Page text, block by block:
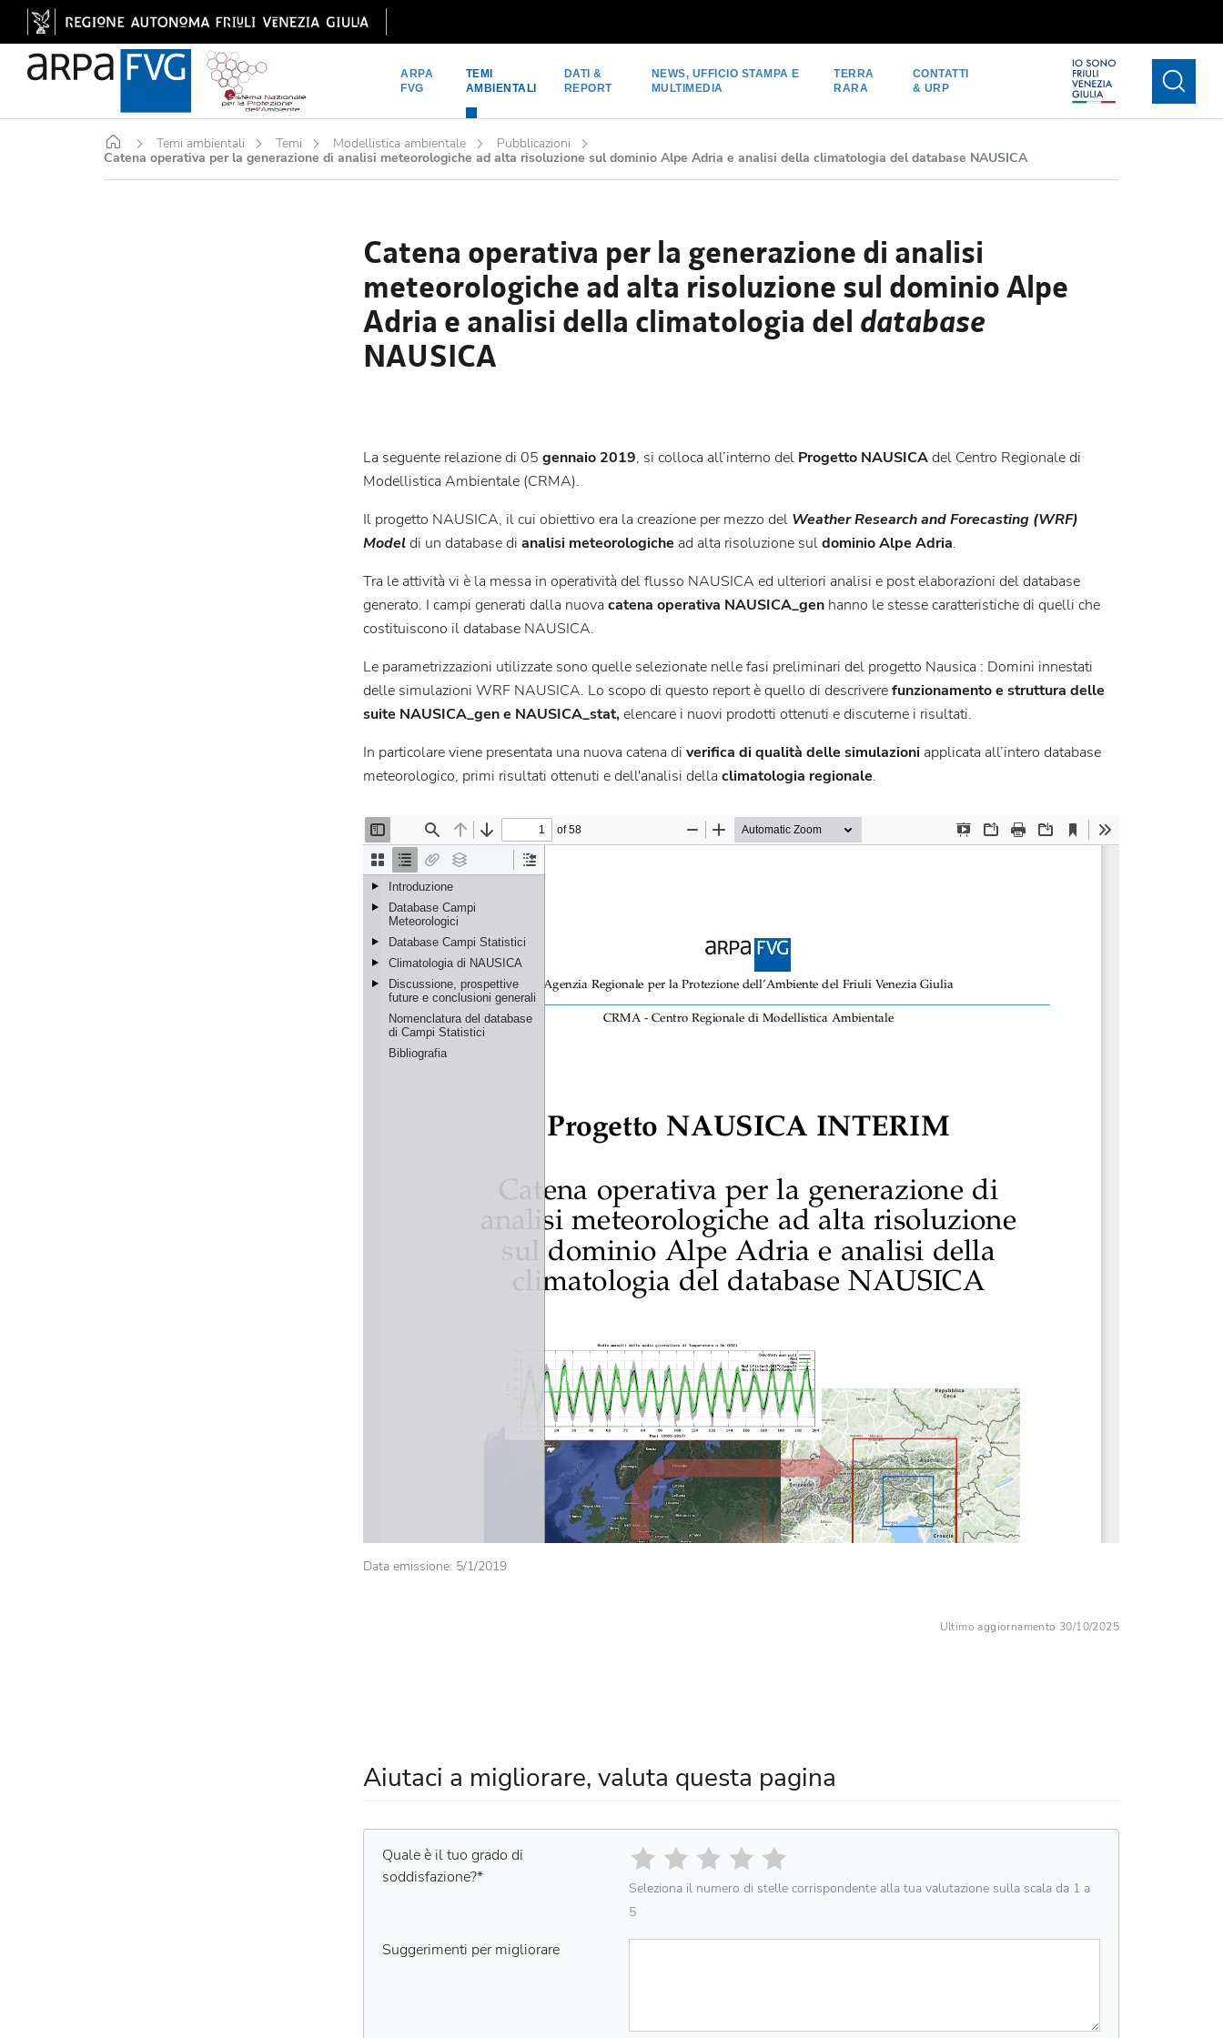
ARPA
FVG
TEMI
AMBIENTALI
DATI &
REPORT
NEWS, UFFICIO STAMPA E
MULTIMEDIA
TERRA
RARA
CONTATTI
& URP
Home Temi ambientali Temi Modellistica ambientale
Pubblicazioni
Catena operativa per la generazione di analisi meteorologiche ad alta risoluzione sul dominio Alpe Adria e analisi della climatologia del database NAUSICA
Catena operativa per la generazione di analisi
meteorologiche ad alta risoluzione sul dominio Alpe
Adria e analisi della climatologia del database
NAUSICA
La seguente relazione di 05 gennaio 2019, si colloca all’interno del Progetto NAUSICAdel Centro Regionale di
Modellistica Ambientale (CRMA).
Il progetto NAUSICA, il cui obiettivo era la creazione per mezzo del Weather Research and Forecasting (WRF)
Modeldi un database di analisi meteorologiche ad alta risoluzione suldominio Alpe Adria.
Tra le attività vi è la messa in operatività del flusso NAUSICA ed ulteriori analisi e post elaborazioni del database
generato. I campi generati dalla nuova catena operativa NAUSICA_gen hanno le stesse caratteristiche di quelli che
costituiscono il database NAUSICA.
Le parametrizzazioni utilizzate sono quelle selezionate nelle fasi preliminari del progetto Nausica : Domini innestati
delle simulazioni WRF NAUSICA. Lo scopo di questo report è quello di descriverefunzionamento e struttura delle
suite NAUSICA_gen e NAUSICA_stat,elencare i nuovi prodotti ottenuti e discuterne i risultati.
In particolare viene presentata una nuova catena di verifica di qualità delle simulazioni applicata all’intero database
meteorologico, primi risultati ottenuti e dell'analisi della climatologia regionale.
Data emissione: 5/1/2019
Ultimo aggiornamento 30/10/2025
Aiutaci a migliorare, valuta questa pagina
Quale è il tuo grado di
soddisfazione?*
Seleziona il numero di stelle corrispondente alla tua valutazione sulla scala da 1 a
5
Suggerimenti per migliorare